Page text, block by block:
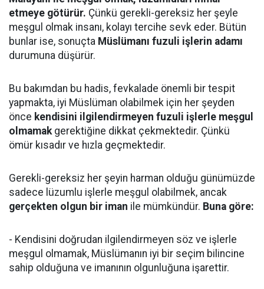
etmeye götürür. Çünkü gerekli-gereksiz her şeyle
meşgul olmak insanı, kolayı tercihe sevk eder. Bütün
bunlar ise, sonuçta Müslümanı fuzuli işlerin adamı
durumuna düşürür.
Bu bakımdan bu hadis, fevkalade önemli bir tespit
yapmakta, iyi Müslüman olabilmek için her şeyden
önce kendisini ilgilendirmeyen fuzuli işlerle meşgul
olmamakgerektiğine dikkat çekmektedir. Çünkü
ömür kısadır ve hızla geçmektedir.
Gerekli-gereksiz her şeyin harman olduğu günümüzde
sadece lüzumlu işlerle meşgul olabilmek, ancak
gerçekten olgun bir iman ile mümkündür. Buna göre:
- Kendisini doğrudan ilgilendirmeyen söz ve işlerle
meşgul olmamak, Müslümanın iyi bir seçim bilincine
sahip olduğuna ve imanının olgunluğuna işarettir.